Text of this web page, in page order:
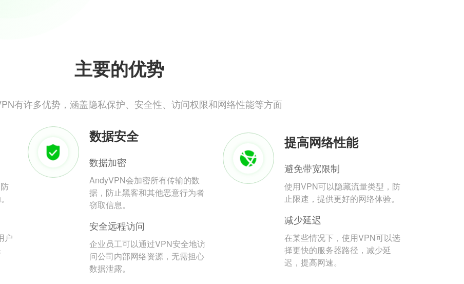
主要的优势
有许多优势，涵盖隐私保护、安全性、访问权限和网络性能等方面
户
数据安全
数据加密
AndyVPN会加密所有传输的数
据，防止黑客和其他恶意行为者
窃取信息。
安全远程访问
企业员工可以通过VPN安全地访
问公司内部网络资源，无需担心
数据泄露。
提高网络性能
避免带宽限制
使用VPN可以隐藏流量类型，防
止限速，提供更好的网络体验。
减少延迟
在某些情况下，使用VPN可以选
择更快的服务器路径，减少延
迟，提高网速。